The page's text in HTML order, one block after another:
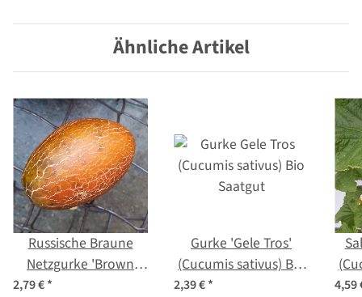
Ähnliche Artikel
Russische Braune
Netzgurke 'Brown
Russian' (Cucumis
2,79 €*
Gurke 'Gele Tros'
(Cucumis sativus) Bio
2,39 €* 4,59